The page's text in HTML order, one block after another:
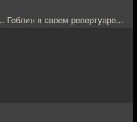
Гоблин в своем репертуаре...